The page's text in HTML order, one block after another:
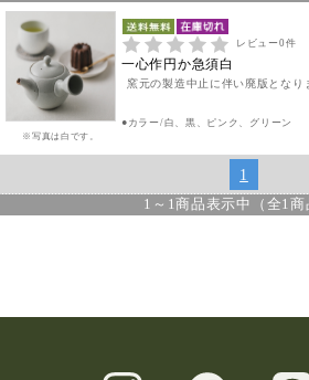
※写真は白です。
レビュー0 件
一心作円か急須白
窯元の製造中止に伴い廃版となり
●カラー/白、黒、ピンク、グリーン
1
1 ～ 1商品表示中（全1 商